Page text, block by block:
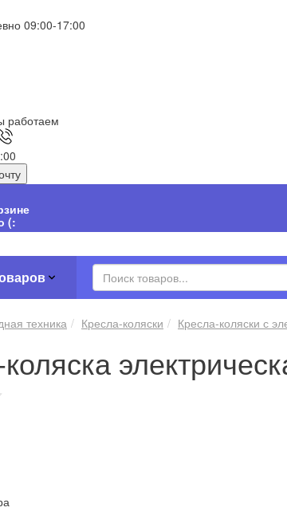
09:00-17:00
работаем
(:
техника Кресла-коляски Кресла-коляски с